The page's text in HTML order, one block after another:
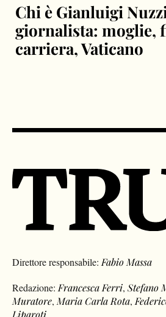
Chi è Gianluigi
giornalista: moglie,
carriera, Vaticano
Direttore responsabile:Fabio Massa
Redazione:Francesca Ferri,Stefano
Muratore,Maria Carla Rota,
Liparoti